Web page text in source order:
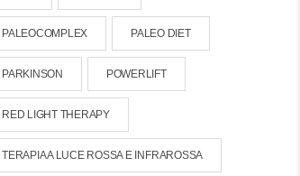
PALEOCOMPLEX PALEO DIET
PARKINSON POWERLIFT
RED LIGHT THERAPY
TERAPIA A LUCE ROSSA E INFRAROSSA